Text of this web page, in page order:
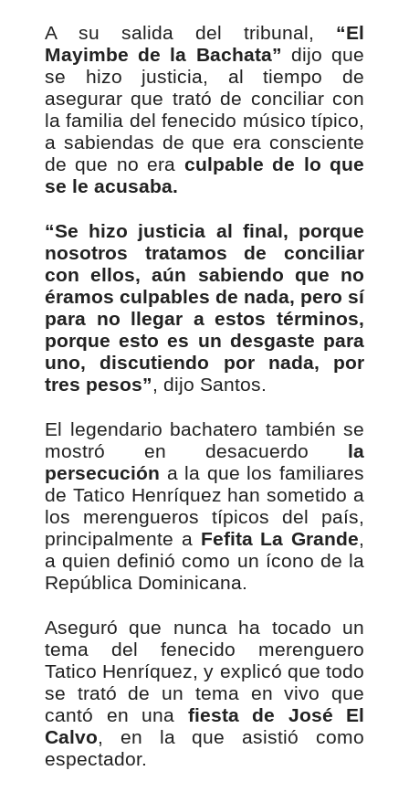
A su salida del tribunal, “El
Mayimbe de la Bachata” dijo que
se hizo justicia, al tiempo de
asegurar que trató de conciliar con
la familia del fenecido músico típico,
a sabiendas de que era consciente
de que no era culpable de lo que
se le acusaba.
“Se hizo justicia al final, porque
nosotros tratamos de conciliar
con ellos, aún sabiendo que no
éramos culpables de nada, pero sí
para no llegar a estos términos,
porque esto es un desgaste para
uno, discutiendo por nada, por
tres pesos”, dijo Santos.
El legendario bachatero también se
mostró en desacuerdo la
persecución a la que los familiares
de Tatico Henríquez han sometido a
los merengueros típicos del país,
principalmente a Fefita La Grande,
a quien definió como un ícono de la
República Dominicana.
Aseguró que nunca ha tocado un
tema del fenecido merenguero
Tatico Henríquez, y explicó que todo
se trató de un tema en vivo que
cantó en una fiesta de José El
Calvo, en la que asistió como
espectador.